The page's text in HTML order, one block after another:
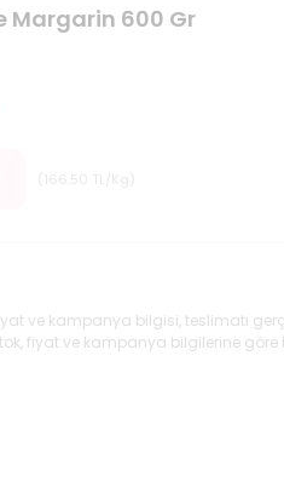
Margarin 600 Gr
ve kampanya bilgisi, teslimatı
fiyat ve kampanya bilgilerine göre